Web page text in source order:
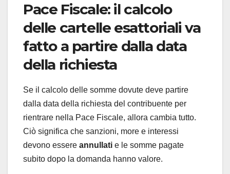
Pace Fiscale: il calcolo
delle cartelle esattoriali va
fatto a partire dalla data
della richiesta
Se il calcolo delle somme dovute deve partire
dalla data della richiesta del contribuente per
rientrare nella Pace Fiscale, allora cambia tutto.
Ciò significa che sanzioni, more e interessi
devono essere annullati e le somme pagate
subito dopo la domanda hanno valore.